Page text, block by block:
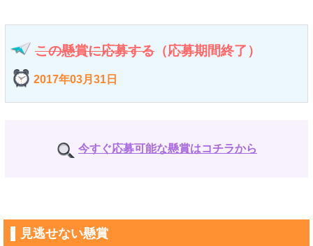
この懸賞に応募する （応募期間終了）
2017年03月31日
今すぐ応募可能な懸賞はコチラから
見逃せない懸賞